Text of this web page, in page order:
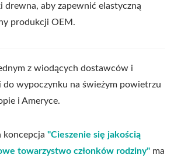
drewna, aby zapewnić elastyczną
produkcji OEM.
z wiodących dostawców i
wypoczynku na świeżym powietrzu
i Ameryce.
koncepcja "Cieszenie się jakością
towarzystwo członków rodziny" ma